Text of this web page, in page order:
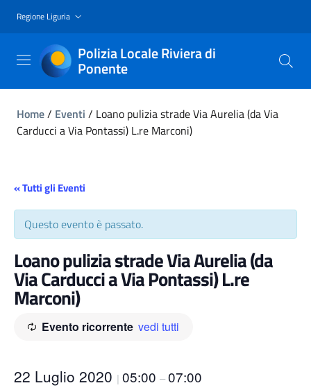
Regione Liguria
Polizia Locale Riviera di
Ponente
Home/ Eventi / Loano pulizia strade Via Aurelia (da Via
Carducci a Via Pontassi) L.re Marconi)
« Tutti gli Eventi
Questo evento è passato.
Loano pulizia strade Via Aurelia (da
Via Carducci a Via Pontassi) L.re
Marconi)
Evento ricorrente vedi tutti
22 Luglio 2020 | 05:00 –07:00